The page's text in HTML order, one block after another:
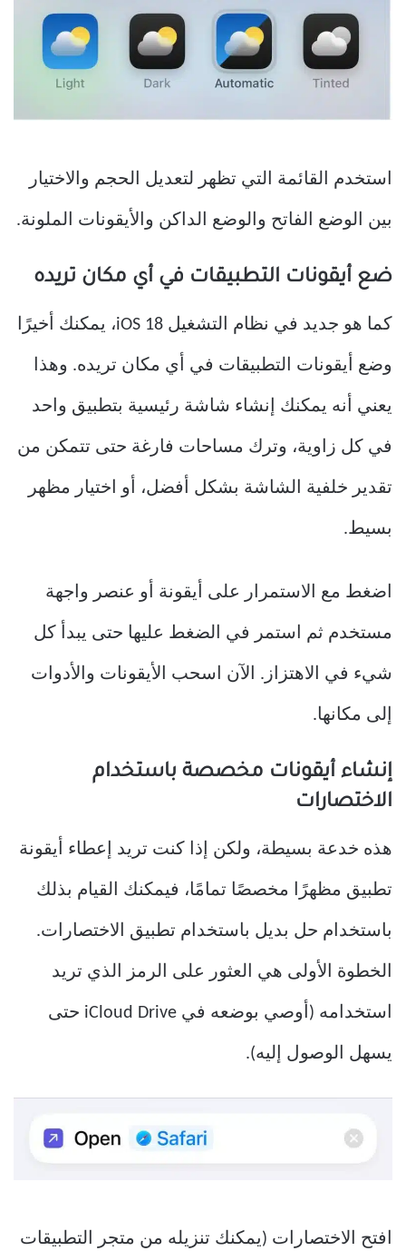
استخدم القائمة التي تظهر لتعديل الحجم والاختيار
بين الوضع الفاتح والوضع الداكن والأيقونات الملونة.
ضع أيقونات التطبيقات في أي مكان تريده
كما هو جديد في نظام التشغيل iOS 18، يمكنك أخيرًا
وضع أيقونات التطبيقات في أي مكان تريده. وهذا
يعني أنه يمكنك إنشاء شاشة رئيسية بتطبيق واحد
في كل زاوية، وترك مساحات فارغة حتى تتمكن من
تقدير خلفية الشاشة بشكل أفضل، أو اختيار مظهر
بسيط.
اضغط مع الاستمرار على أيقونة أو عنصر واجهة
مستخدم ثم استمر في الضغط عليها حتى يبدأ كل
شيء في الاهتزاز. الآن اسحب الأيقونات والأدوات
إلى مكانها.
إنشاء أيقونات مخصصة باستخدام
الاختصارات
هذه خدعة بسيطة، ولكن إذا كنت تريد إعطاء أيقونة
تطبيق مظهرًا مخصصًا تمامًا، فيمكنك القيام بذلك
باستخدام حل بديل باستخدام تطبيق الاختصارات.
الخطوة الأولى هي العثور على الرمز الذي تريد
استخدامه (أوصي بوضعه في iCloud Drive حتى
يسهل الوصول إليه).
افتح الاختصارات (يمكنك تنزيله من متجر التطبيقات